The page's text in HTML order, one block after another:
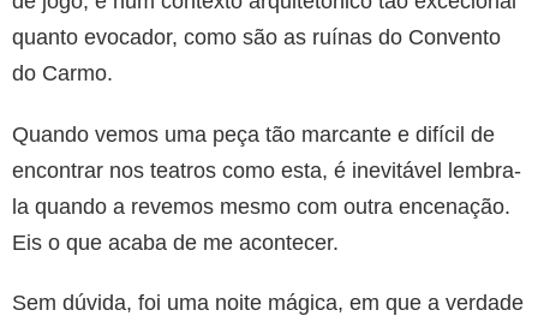
quanto evocador, como são as ruínas do Convento
do Carmo.
Quando vemos uma peça tão marcante e difícil de
encontrar nos teatros como esta, é inevitável lembra-
la quando a revemos mesmo com outra encenação.
Eis o que acaba de me acontecer.
Sem dúvida, foi uma noite mágica, em que a verdade